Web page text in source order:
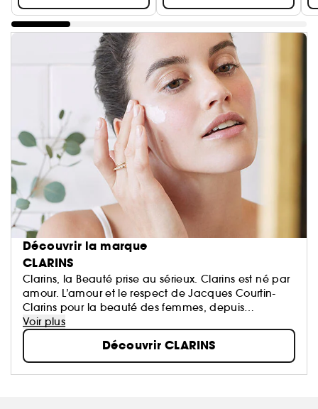
Découvrir la marque
CLARINS
Clarins, la Beauté prise au sérieux. Clarins est né par
amour. L’amour et le respect de Jacques Courtin-
Clarins pour la beauté des femmes, depuis
l'ouverture du premier Institut Clarins à Paris en 1954.
N°1 Européen des soins de beauté haut de
Voir plus
Découvrir CLARINS